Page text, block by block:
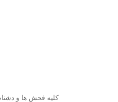
کلیه فحش ها و